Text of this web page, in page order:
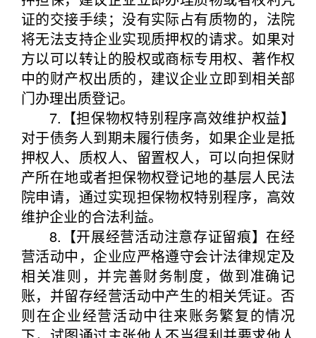
证的交接手续；没有实际占有质物的，法院
将无法支持企业实现质押权的请求。如果对
方以可以转让的股权或商标专用权、著作权
中的财产权出质的，建议企业立即到相关部
门办理出质登记。
7.【担保物权特别程序高效维护权益】
对于债务人到期未履行债务，如果企业是抵
押权人、质权人、留置权人，可以向担保财
产所在地或者担保物权登记地的基层人民法
院申请，通过实现担保物权特别程序，高效
维护企业的合法利益。
8.【开展经营活动注意存证留痕】在经
营活动中，企业应严格遵守会计法律规定及
相关准则，并完善财务制度，做到准确记
账，并留存经营活动中产生的相关凭证。否
则在企业经营活动中往来账务繁复的情况